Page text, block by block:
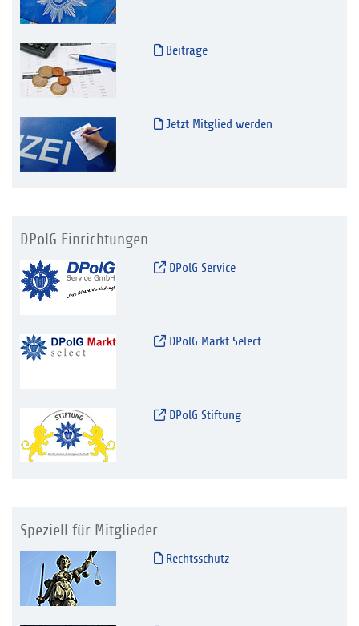
Beiträge
Jetzt Mitglied werden
DPolG Einrichtungen
DPolG Service
DPolG Markt Select
DPolG Stiftung
Speziell für Mitglieder
Rechtsschutz